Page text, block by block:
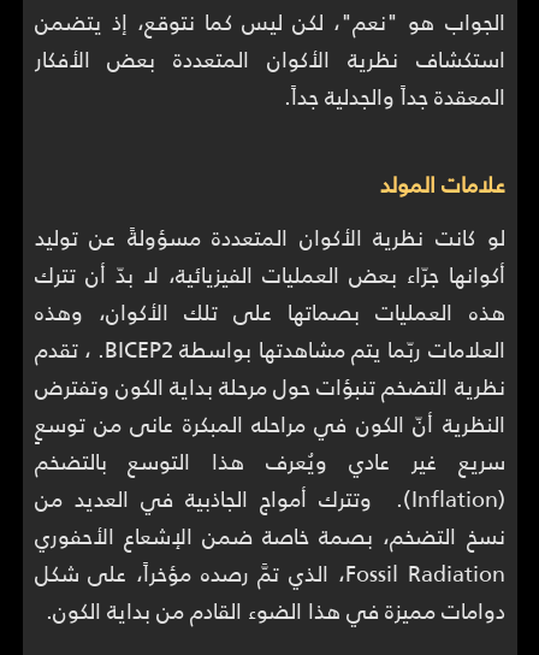
الجواب هو "نعم"، لكن ليس كما نتوقع، إذ يتضمن
استكشاف نظرية الأكوان المتعددة بعض الأفكار
المعقدة جداً والجدلية جداً.
علامات المولد
لو كانت نظرية الأكوان المتعددة مسؤولةً عن توليد
أكوانها جرّاء بعض العمليات الفيزيائية، لا بدّ أن تترك
هذه العمليات بصماتها على تلك الأكوان، وهذه
العلامات ربّما يتم مشاهدتها بواسطة BICEP2. ، تقدم
نظرية التضخم تنبؤات حول مرحلة بداية الكون وتفترض
النظرية أنّ الكون في مراحله المبكرة عانى من توسعٍ
سريع غير عادي ويُعرف هذا التوسع بالتضخم
(Inflation). وتترك أمواج الجاذبية في العديد من
نسخ التضخم، بصمة خاصة ضمن الإشعاع الأحفوري
Fossil Radiation، الذي تمَّ رصده مؤخراً، على شكل
دوامات مميزة في هذا الضوء القادم من بداية الكون.